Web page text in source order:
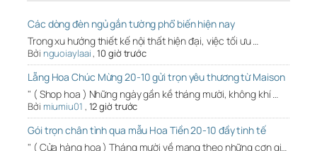
Các dòng đèn ngủ gắn tường phổ biến hiện nay
Trong xu hướng thiết kế nội thất hiện đại, việc tối ưu …
Bởi nguoiaylaai,10 giờ trước
Lẵng Hoa Chúc Mừng 20-10 gửi trọn yêu thương từ Maison
" ( Shop hoa ) Những ngày gần kề tháng mười, không khí …
Bởi miumiu01 , 12 giờ trước
Gói trọn chân tình qua mẫu Hoa Tiền 20-10 đầy tinh tế
" ( Cửa hàng hoa ) Tháng mười về mang theo những cơn gi…